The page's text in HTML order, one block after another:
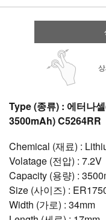
Type (종류) : 에터나
3500mAh) C5264RR
Chemical (재료) :
Volatage (전압) : 7.2V
Capacity (용량) :
Size (사이즈) :
Width (가로) : 34mm